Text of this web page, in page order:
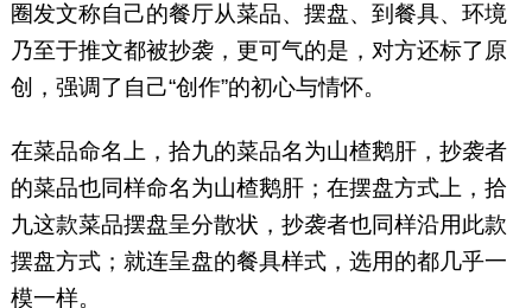
圈发文称自己的餐厅从菜品、摆盘、到餐具、环境
乃至于推文都被抄袭，更可气的是，对方还标了原
创，强调了自己“创作”的初心与情怀。
在菜品命名上，拾九的菜品名为山楂鹅肝，抄袭者
的菜品也同样命名为山楂鹅肝；在摆盘方式上，拾
九这款菜品摆盘呈分散状，抄袭者也同样沿用此款
摆盘方式；就连呈盘的餐具样式，选用的都几乎一
模一样。